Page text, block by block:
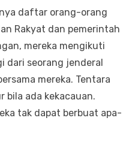
daftar orang-orang
Rakyat dan pemerintah
mereka mengikuti
dari seorang jenderal
mereka. Tentara
bila ada kekacauan.
tak dapat berbuat apa-